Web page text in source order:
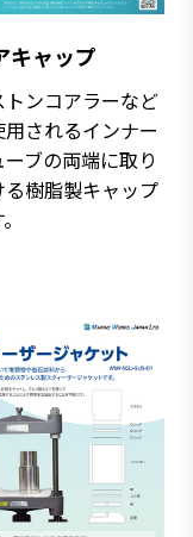
キャップ
トンコアラーなど
用されるインナー
ーブの両端に取り
る樹脂製キャップ